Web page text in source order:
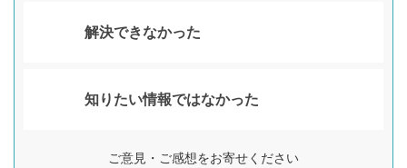
解決できなかった
知りたい情報ではなかった
ご意見・ご感想をお寄せください